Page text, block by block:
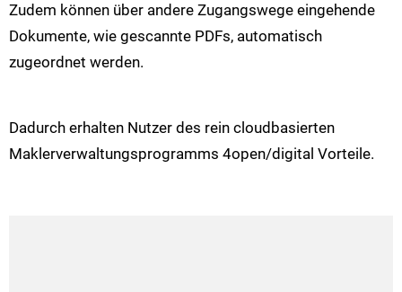
Zudem können über andere Zugangswege eingehende
Dokumente, wie gescannte PDFs, automatisch
zugeordnet werden.
Dadurch erhalten Nutzer des rein cloudbasierten
Maklerverwaltungsprogramms 4open/digital Vorteile.